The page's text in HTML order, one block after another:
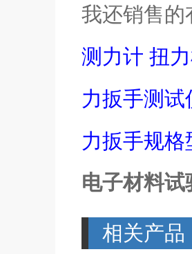
我还销售的
测力计 扭
力扳手测
力扳手规格
电子材料
相关产品